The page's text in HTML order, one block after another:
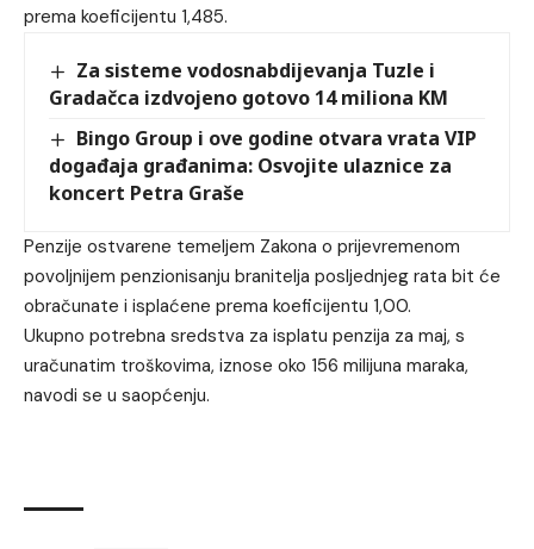
prema koeficijentu 1,485.
Za sisteme vodosnabdijevanja Tuzle i
Gradačca izdvojeno gotovo 14 miliona KM
Bingo Group i ove godine otvara vrata VIP
događaja građanima: Osvojite ulaznice za
koncert Petra Graše
Penzije ostvarene temeljem Zakona o prijevremenom
povoljnijem penzionisanju branitelja posljednjeg rata bit će
obračunate i isplaćene prema koeficijentu 1,00.
Ukupno potrebna sredstva za isplatu penzija za maj, s
uračunatim troškovima, iznose oko 156 milijuna maraka,
navodi se u saopćenju.